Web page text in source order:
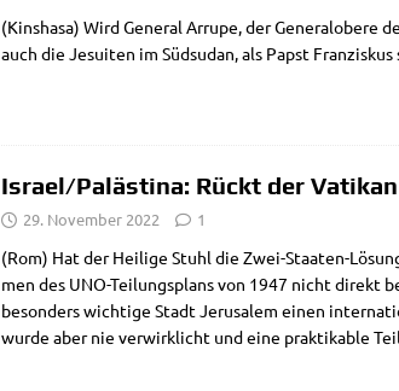
(Kin­sha­sa) Wird Gene­ral Arru­pe, der Gene­ral­obe­re
auch die Jesui­ten im Süd­su­dan, als Papst
Israel/​Palästina: Rückt der
29. November 2022 1
(Rom) Hat der Hei­li­ge Stuhl die Zwei-Staa­ten-
men des UNO-Tei­­lungs­­­plans von 1947 nicht
beson­ders wich­ti­ge Stadt Jeru­sa­lem einen
wur­de aber nie ver­wirk­licht und eine prak­ti­ka­ble